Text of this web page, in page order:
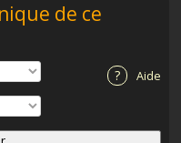
de ce
? Aide